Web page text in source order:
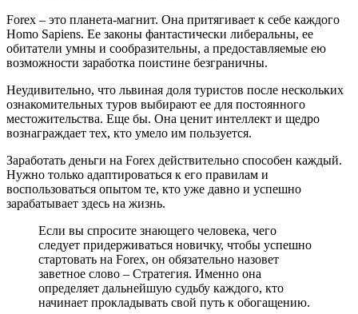
Forex – это планета-магнит. Она притягивает к себе каждого
Homo Sapiens. Ее законы фантастически либеральны, ее
обитатели умны и сообразительны, а предоставляемые ею
возможности заработка поистине безграничны.
Неудивительно, что львиная доля туристов после нескольких
ознакомительных туров выбирают ее для постоянного
местожительства. Еще бы. Она ценит интеллект и щедро
вознаграждает тех, кто умело им пользуется.
Заработать деньги на Forex действительно способен каждый.
Нужно только адаптироваться к его правилам и
воспользоваться опытом те, кто уже давно и успешно
зарабатывает здесь на жизнь.
Если вы спросите знающего человека, чего
следует придерживаться новичку, чтобы успешно
стартовать на Forex, он обязательно назовет
заветное слово – Стратегия. Именно она
определяет дальнейшую судьбу каждого, кто
начинает прокладывать свой путь к обогащению.